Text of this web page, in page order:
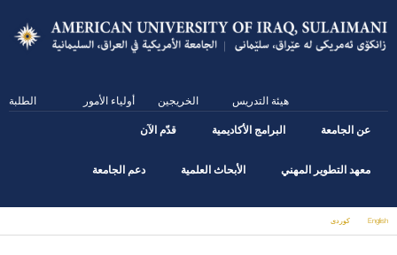
main
content
الطلبة أولياء الأمور الخريجين هيئة التدريس
عن الجامعة البرامج الأكاديمية قدّم الآن
معهد التطوير المهني الأبحاث العلمية دعم الجامعة
English كوردى